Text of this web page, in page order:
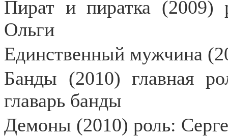
Пират и пиратка
Ольги
Единственный мужчина
Банды (2010) главная
главарь банды
Демоны (2010) роль: